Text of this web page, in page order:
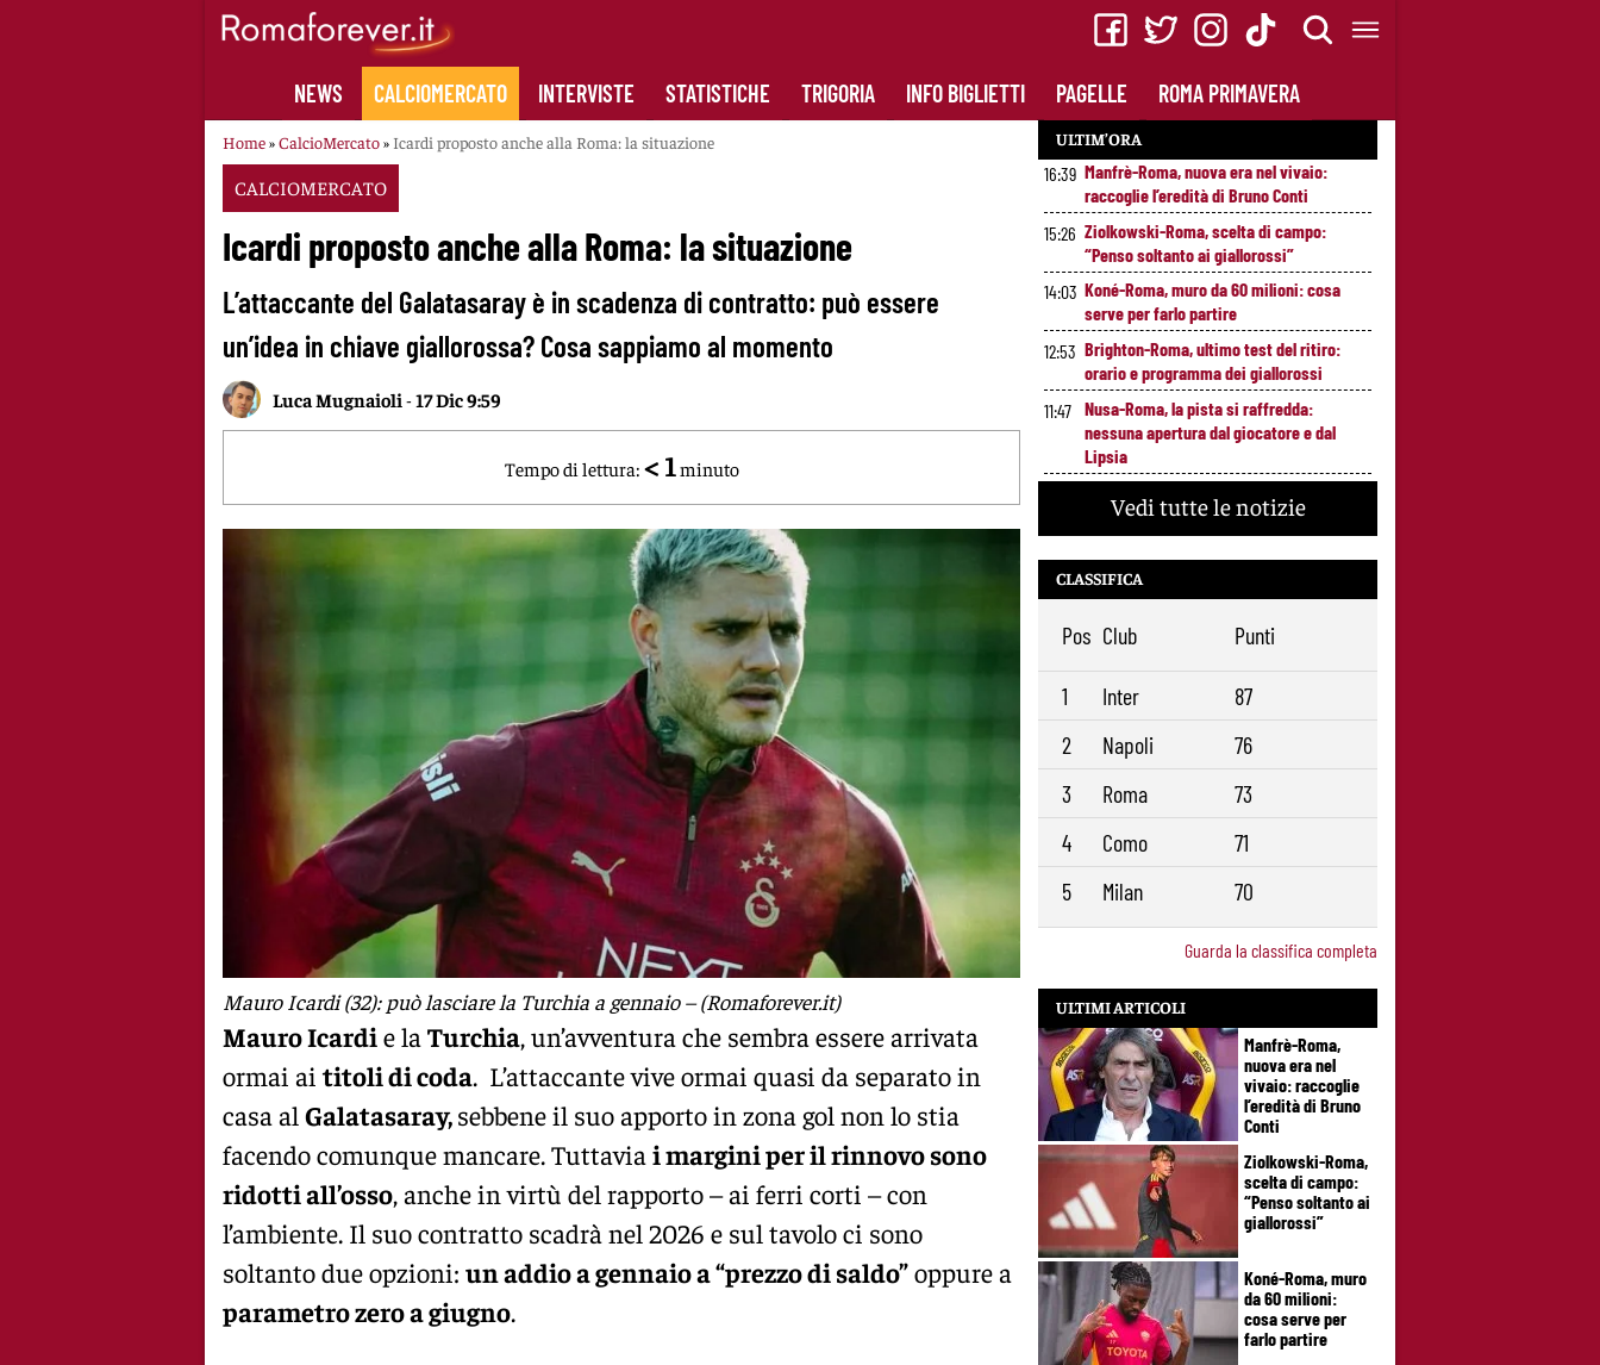
NEWS CALCIOMERCATO INTERVISTE STATISTICHE TRIGORIA INFO BIGLIETTI PAGELLE ROMA PRIMAVERA
Home»CalcioMercato» Icardi proposto anche alla Roma: la situazione
CALCIOMERCATO
Icardi proposto anche alla Roma: la situazione
L’attaccante del Galatasaray è in scadenza di contratto: può essere
un’idea in chiave giallorossa? Cosa sappiamo al momento
Luca Mugnaioli -17 Dic 9:59
Tempo di lettura: < 1 minuto
Mauro Icardi (32): può lasciare la Turchia a gennaio – (Romaforever.it)
Mauro Icardie la Turchia, un’avventura che sembra essere arrivata
ormai ai titoli di coda. L’attaccante vive ormai quasi da separato in
casa al Galatasaray,sebbene il suo apporto in zona gol non lo stia
facendo comunque mancare. Tuttavia i margini per il rinnovo sono
ridotti all’osso, anche in virtù del rapporto – ai ferri corti – con
l’ambiente. Il suo contratto scadrà nel 2026 e sul tavolo ci sono
soltanto due opzioni: un addio a gennaio a “prezzo di saldo”oppure a
parametro zero a giugno.
ULTIM’ORA
16:39 Manfrè-Roma, nuova era nel vivaio:
raccoglie l’eredità di Bruno Conti
15:26 Ziolkowski-Roma, scelta di campo:
“Penso soltanto ai giallorossi”
14:03 Koné-Roma, muro da 60 milioni: cosa
serve per farlo partire
12:53 Brighton-Roma, ultimo test del ritiro:
orario e programma dei giallorossi
11:47 Nusa-Roma, la pista si raffredda:
nessuna apertura dal giocatore e dal
Lipsia
dell’Ostiamare: riparte dal club del figlio
Daniele
9:29
Pellegrini resta alla Roma: rinnovo di un
anno e ingaggio dimezzato
Vedi tutte le notizie
CLASSIFICA
Pos Club Punti
1 Inter
87
2
Napoli
76
3
Roma
73
4
Como
71
5
Milan 70
Guarda la classifica completa
ULTIMI ARTICOLI
Manfrè-Roma,
nuova era nel
vivaio: raccoglie
l’eredità di Bruno
Conti
Ziolkowski-Roma,
scelta di campo:
“Penso soltanto ai
giallorossi”
Koné-Roma, muro
da 60 milioni:
cosa serve per
farlo partire